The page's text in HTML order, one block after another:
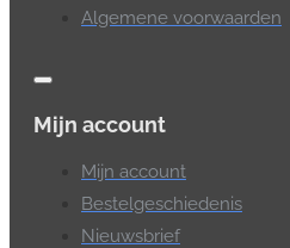
Algemene voorwaarden
Mijn account
Mijn account
Bestelgeschiedenis
Nieuwsbrief